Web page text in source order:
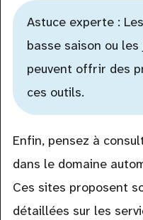
Astuce experte :
basse saison ou
peuvent offrir des
ces outils.
Enfin, pensez à
dans le domaine
Ces sites proposent
détaillées sur les